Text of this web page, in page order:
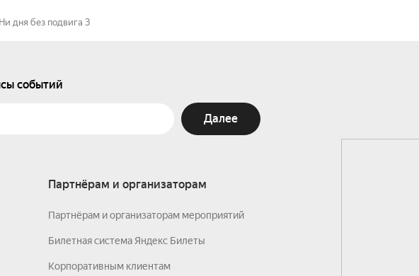
дня без подвига 3
событий
Далее
Партнёрам и организаторам
Партнёрам и организаторам мероприятий
Билетная система Яндекс Билеты
Корпоративным клиентам